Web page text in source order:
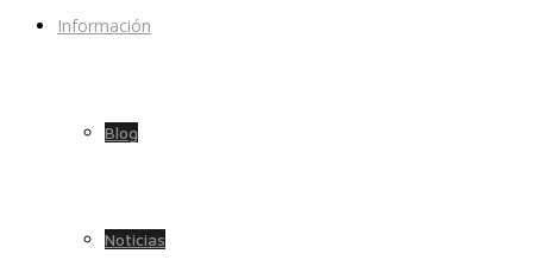
Información
Blog
Noticias